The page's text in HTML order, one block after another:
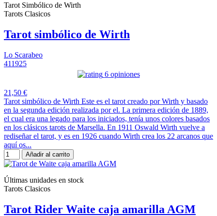
Tarot Simbólico de Wirth
Tarots Clasicos
Tarot simbólico de Wirth
Lo Scarabeo
411925
6 opiniones
21,50 €
Tarot simbólico de Wirth Este es el tarot creado por Wirth y basado
en la segunda edición realizada por el. La primera edición de 1889,
el cual era una legado para los iniciados, tenía unos colores basados
en los clásicos tarots de Marsella. En 1911 Oswald Wirth vuelve a
rediseñar el tarot, y es en 1926 cuando Wirth crea los 22 arcanos que
aquí os...
Añadir al carrito
Últimas unidades en stock
Tarots Clasicos
Tarot Rider Waite caja amarilla AGM